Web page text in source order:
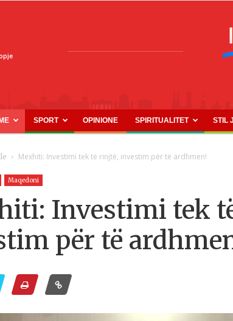
SPORT OPINIONE SPIRITUALITET STIL
Mexhiti: Investimi tek të rinjtë, investim për të ardhmen!
Maqedoni
Investimi tek
për të